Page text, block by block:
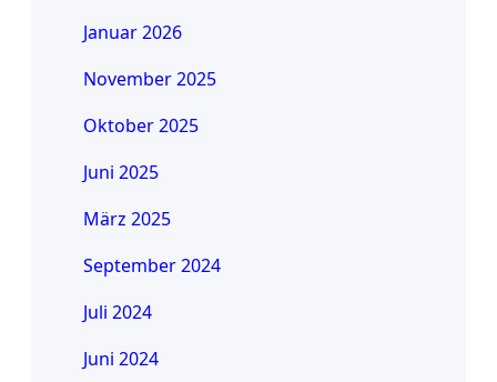
Januar 2026
November 2025
Oktober 2025
Juni 2025
März 2025
September 2024
Juli 2024
Juni 2024